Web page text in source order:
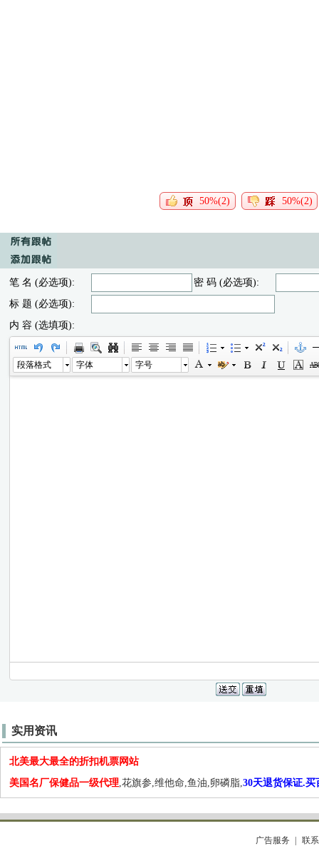
50%(2) 50%(2)
笔 名 (必选项):
密 码 (必选项):
标 题 (必选项):
内 容 (选填项):
段落格式 字体 字号
实用资讯
北美最大最全的折扣机票网站
美国名厂保健品一级代理,花旗参,维他命,鱼油,卵磷脂,30天退货保证.买
广告服务 联